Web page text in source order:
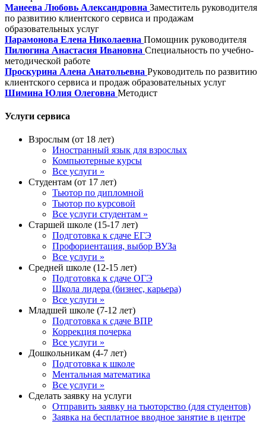
Манеева Любовь Александровна Заместитель руководителя
по развитию клиентского сервиса и продажам
образовательных услуг
Парамонова Елена Николаевна Помощник руководителя
Пилюгина Анастасия Ивановна Специальность по учебно-
методической работе
Проскурина Алена Анатольевна Руководитель по развитию
клиентского сервиса и продаж образовательных услуг
Шимина Юлия Олеговна Методист
Услуги сервиса
Взрослым (от 18 лет)
Иностранный язык для взрослых
Компьютерные курсы
Все услуги »
Студентам (от 17 лет)
Тьютор по дипломной
Тьютор по курсовой
Все услуги студентам »
Старшей школе (15-17 лет)
Подготовка к сдаче ЕГЭ
Профориентация, выбор ВУЗа
Все услуги »
Средней школе (12-15 лет)
Подготовка к сдаче ОГЭ
Школа лидера (бизнес, карьера)
Все услуги »
Младшей школе (7-12 лет)
Подготовка к сдаче ВПР
Коррекция почерка
Все услуги »
Дошкольникам (4-7 лет)
Подготовка к школе
Ментальная математика
Все услуги »
Сделать заявку на услуги
Отправить заявку на тьюторство (для студентов)
Заявка на бесплатное вводное занятие в центре